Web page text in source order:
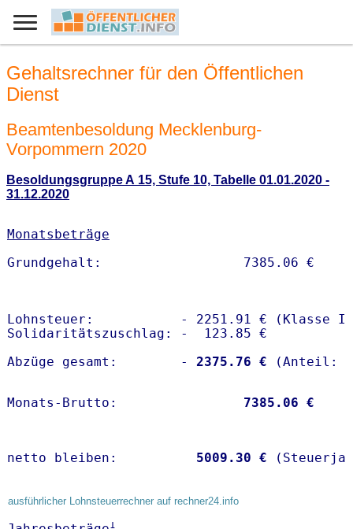
Gehaltsrechner für den Öffentlichen
Dienst
Beamtenbesoldung Mecklenburg-
Vorpommern 2020
Besoldungsgruppe A 15, Stufe 10, Tabelle 01.01.2020 -
31.12.2020
Monatsbeträge
Lohnsteuer:           - 2251.91 € (Klasse I)
Solidaritätszuschlag: -  123.85 €
Abzüge gesamt:        -
2375.76 €
Monats-Brutto: 7385.06 €
netto bleiben: 5009.30 €
ausführlicher Lohnsteuerrechner auf rechner24.info
1